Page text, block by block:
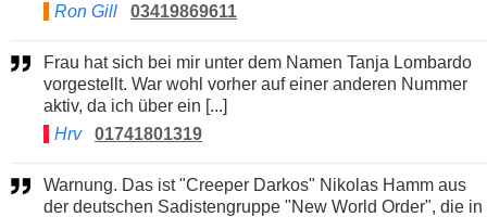
Ron Gill
03419869611
Frau hat sich bei mir unter dem Namen Tanja Lombardo
vorgestellt. War wohl vorher auf einer anderen Nummer
aktiv, da ich über ein [...]
Hrv
01741801319
Warnung. Das ist "Creeper Darkos" Nikolas Hamm aus
der deutschen Sadistengruppe "New World Order", die in